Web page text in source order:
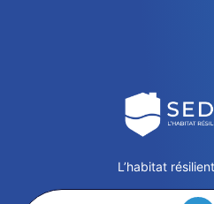
L’habitat